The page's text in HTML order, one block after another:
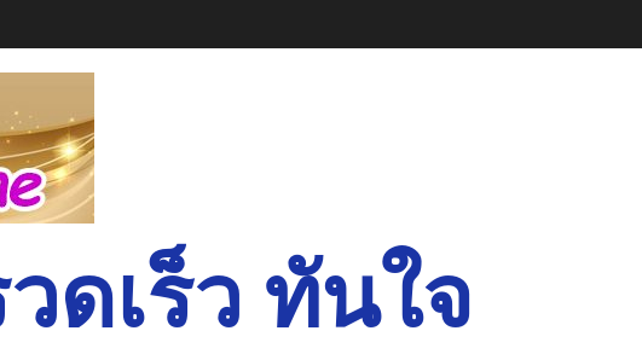
ดเร็ว ทันใจ